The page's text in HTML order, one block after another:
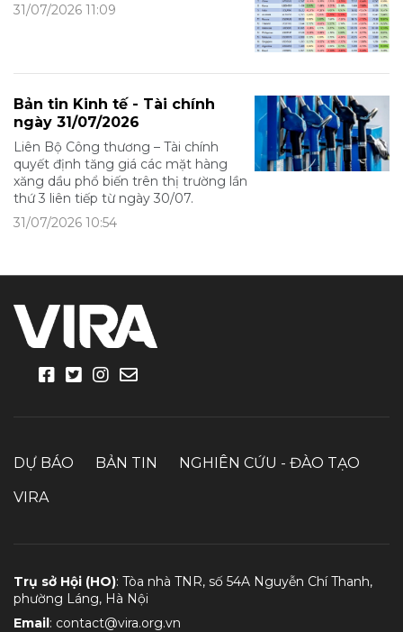
31/07/2026 11:09
Bản tin Kinh tế - Tài chính
ngày 31/07/2026
Liên Bộ Công thương – Tài chính
quyết định tăng giá các mặt hàng
xăng dầu phổ biến trên thị trường lần
thứ 3 liên tiếp từ ngày 30/07.
31/07/2026 10:54
DỰ BÁO BẢN TIN
NGHIÊN CỨU - ĐÀO TẠO
VIRA
Trụ sở Hội (HO): Tòa nhà TNR, số 54A Nguyễn Chí Thanh,
phường Láng, Hà Nội
Email: contact@vira.org.vn